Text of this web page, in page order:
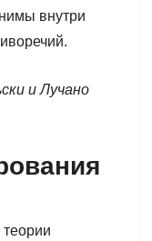
внутри
и Лучано